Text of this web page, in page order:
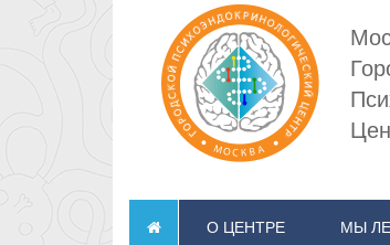
О ЦЕНТРЕ МЫ